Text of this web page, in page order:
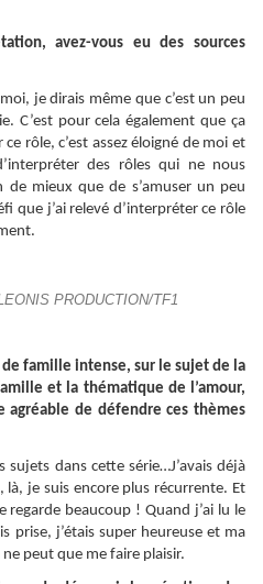
avez-vous eu des sources
je dirais même que c’est un peu
C’est pour cela également que ça
rôle, c’est assez éloigné de moi et
des rôles qui ne nous
mieux que de s’amuser un peu
que j’ai relevé d’interpréter ce rôle
PRODUCTION/TF1
de famille intense, sur le sujet de la
et la thématique de l’amour,
de défendre ces thèmes
dans cette série…J’avais déjà
là, je suis encore plus récurrente. Et
regarde beaucoup ! Quand j’ai lu le
prise, j’étais super heureuse et ma
peut que me faire plaisir.